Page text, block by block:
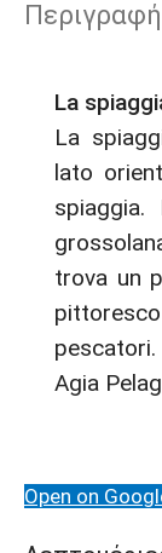
Περιγραφή
La
La
lato
trova un
Agia
Open on